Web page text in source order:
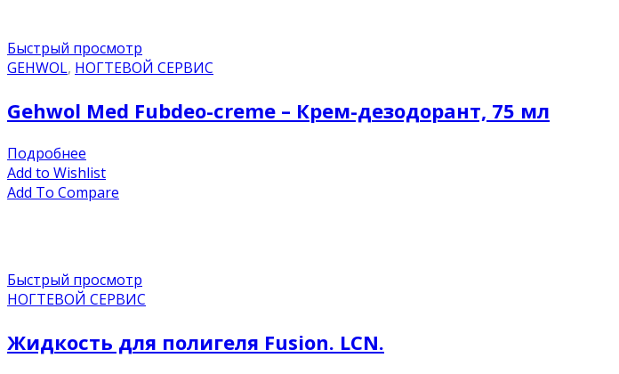
Быстрый просмотр
GEHWOL, НОГТЕВОЙ СЕРВИС
Gehwol Med Fubdeo-creme – Крем-дезодорант, 75 мл
Подробнее
Add to Wishlist
Add To Compare
Быстрый просмотр
НОГТЕВОЙ СЕРВИС
Жидкость для полигеля Fusion. LCN.